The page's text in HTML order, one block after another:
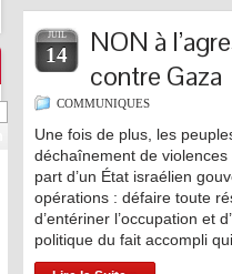
JUIL
14
NON à
contre Gaza
COMMUNIQUES
Une fois de plus, les
déchaînement de
part d’un État israélien
opérations : défaire toute
d’entériner l’occupation et
politique du fait accompli